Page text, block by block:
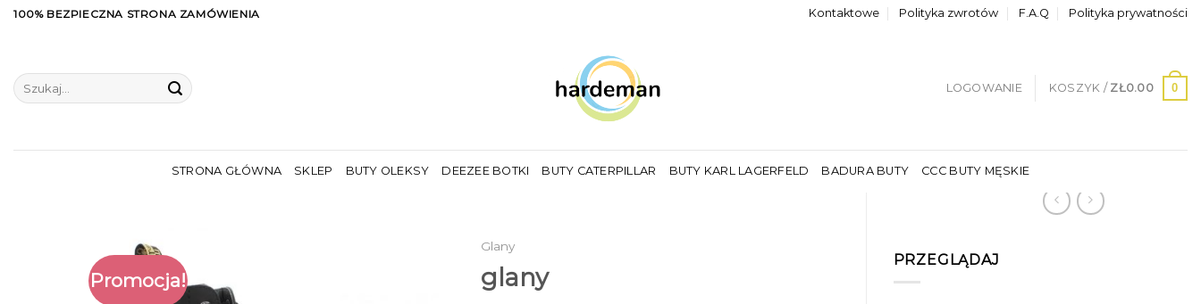
Skip100% BEZPIECZNA STRONA ZAMÓWIENIA Kontaktowe Polityka zwrotów F.A.Q Polityka prywatności
Szukaj:
LOGOWANIE KOSZYK / ZŁ0.00 0
STRONA GŁÓWNA SKLEP BUTY OLEKSY DEEZEE BOTKI BUTY CATERPILLAR BUTY KARL LAGERFELD BADURA BUTY CCC BUTY MĘSKIE
PRZEGLĄDAJ
Promocja!
Glany
glany